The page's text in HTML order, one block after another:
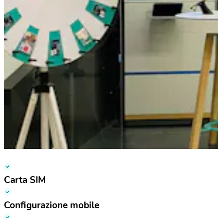
Carta SIM
Configurazione mobile